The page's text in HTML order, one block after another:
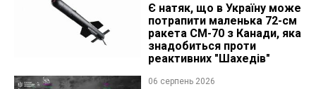
Є натяк, що в Україну може
потрапити маленька 72-см
ракета CM-70 з Канади, яка
знадобиться проти
реактивних "Шахедів"
06 серпень 2026